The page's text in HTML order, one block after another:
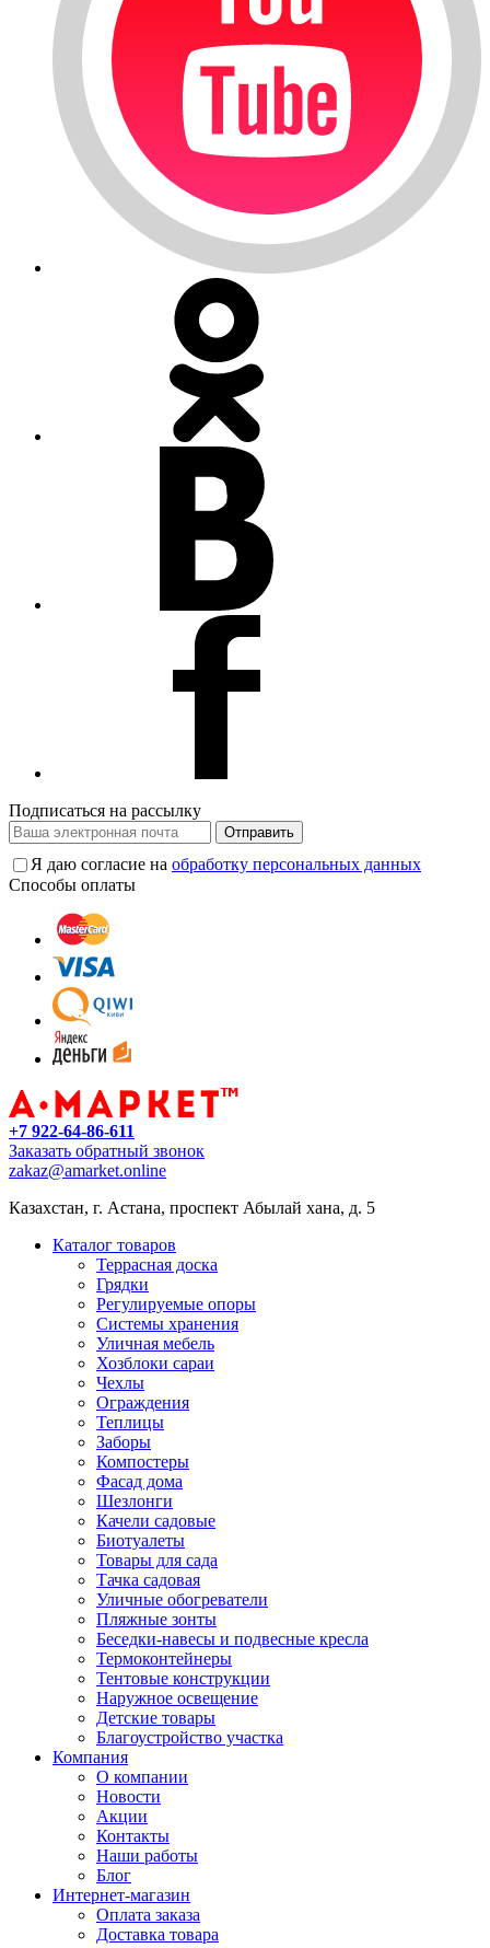
Подписаться на рассылку
Отправить
Я даю согласие на обработку персональных данных
Способы оплаты
+7 922-64-86-611
Заказать обратный звонок
zakaz@amarket.online
Казахстан, г. Астана, проспект Абылай хана, д. 5
Каталог товаров
Террасная доска
Грядки
Регулируемые опоры
Системы хранения
Уличная мебель
Хозблоки сараи
Чехлы
Ограждения
Теплицы
Заборы
Компостеры
Фасад дома
Шезлонги
Качели садовые
Биотуалеты
Товары для сада
Тачка садовая
Уличные обогреватели
Пляжные зонты
Беседки-навесы и подвесные кресла
Термоконтейнеры
Тентовые конструкции
Наружное освещение
Детские товары
Благоустройство участка
Компания
О компании
Новости
Акции
Контакты
Наши работы
Блог
Интернет-магазин
Оплата заказа
Доставка товара